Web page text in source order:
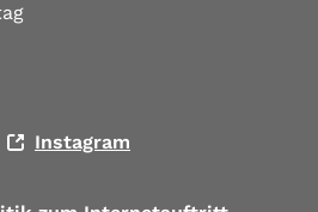
Instagram